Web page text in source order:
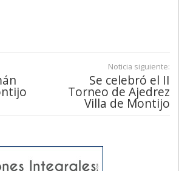
Noticia siguiente:
Se celebró el II
Torneo de Ajedrez
Villa de Montijo